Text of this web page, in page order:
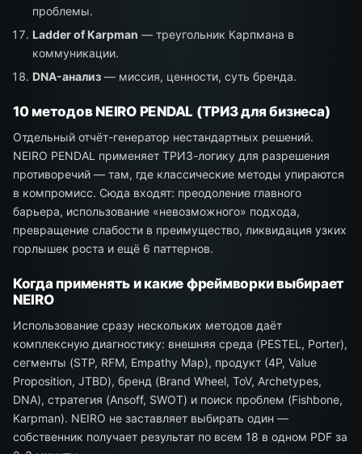
проблемы.
Ladder of Karpman — треугольник Карпмана в
коммуникации.
DNA-анализ — миссия, ценности, суть бренда.
10 методов NEIRO PENDAL (ТРИЗ для бизнеса)
Отдельный отчёт-генератор нестандартных решений.
NEIRO PENDAL применяет ТРИЗ-логику для разрешения
противоречий — там, где классические методы упираются
в компромисс. Сюда входят: преодоление главного
барьера, использование «невозможного» подхода,
превращение слабости в преимущество, ликвидация узких
горлышек роста и ещё 6 паттернов.
Когда применять и какие фреймворки выбирает
NEIRO
Использование сразу нескольких методов даёт
комплексную диагностику: внешняя среда (PESTEL, Porter),
сегменты (STP, RFM, Empathy Map), продукт (4P, Value
Proposition, JTBD), бренд (Brand Wheel, ToV, Archetypes,
DNA), стратегия (Ansoff, SWOT) и поиск проблем (Fishbone,
Karpman). NEIRO не заставляет выбирать один —
собственник получает результат по всем 18 в одном PDF за